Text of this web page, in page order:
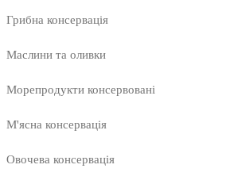
Грибна консервація
Маслини та оливки
Морепродукти консервовані
М'ясна консервація
Овочева консервація